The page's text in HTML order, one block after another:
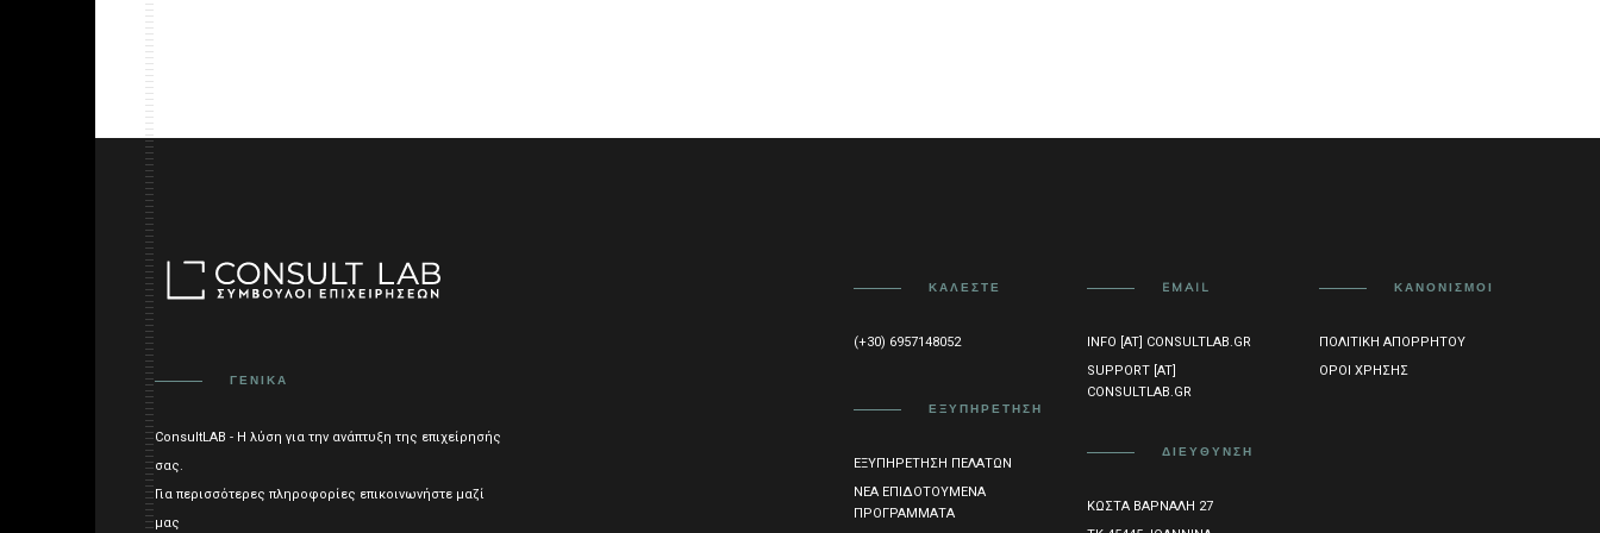
ΓΕΝΙΚΑ
ConsultLAB - Η λύση για την ανάπτυξη της επιχείρησής
σας.
Για περισσότερες πληροφορίες επικοινωνήστε μαζί
μας
ΚΑΛΈΣΤΕ
(+30) 6957148052
ΕΞΥΠΗΡΈΤΗΣΗ
ΕΞΥΠΗΡΈΤΗΣΗ ΠΕΛΑΤΏΝ
ΝΈΑ ΕΠΙΔΟΤΟΎΜΕΝΑ
ΠΡΟΓΡΆΜΜΑΤΑ
EMAIL
INFO [AT] CONSULTLAB.GR
SUPPORT [AT]
CONSULTLAB.GR
ΔΙΕΎΘΥΝΣΗ
ΚΏΣΤΑ ΒΆΡΝΑΛΗ 27
ΚΑΝΟΝΙΣΜΟΊ
ΠΟΛΙΤΙΚΉ ΑΠΟΡΡΉΤΟΥ
ΌΡΟΙ ΧΡΉΣΗΣ